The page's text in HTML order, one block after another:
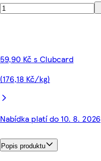
59,90 Kč s Clubcard
(176,18 Kč/kg)
Nabídka platí do 10. 8. 2026
Popis produktu